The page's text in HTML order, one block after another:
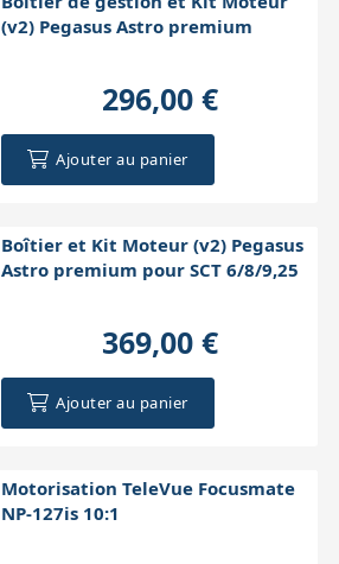
(v2) Pegasus Astro premium
296,00 €
Ajouter au panier
Boîtier et Kit Moteur (v2) Pegasus
Astro premium pour SCT 6/8/9,25
369,00 €
Ajouter au panier
Motorisation TeleVue Focusmate
NP-127is 10:1